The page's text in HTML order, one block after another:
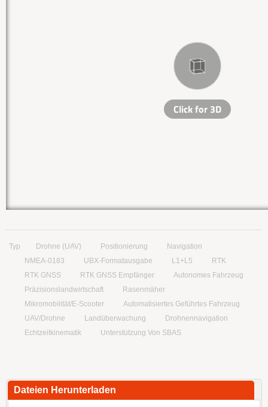
Typ Drohne (UAV) Positionierung
Navigation
NMEA-0183
UBX-Formatausgabe L1+L5
RTK
RTK GNSS
RTK GNSS Empfänger
Autonomes Fahrzeug
Präzisionslandwirtschaft
Rasenmäher
Mikromobilität/E-Scooter
Automatisiertes Geführtes Fahrzeug
UAV/Drohne
Landüberwachung
Drohnennavigation
Echtzeitkinematik
Unterstützung Von SBAS
Dateien Herunterladen